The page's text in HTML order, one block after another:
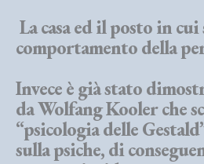
La casa ed il posto in
comportamento della
Invece è già stato
da Wolfang Kooler che
“psicologia delle
sulla psiche, di